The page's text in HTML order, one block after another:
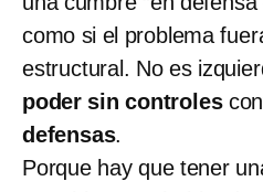
como si el problema
estructural. No es
poder sin controles
defensas.
Porque hay que tener